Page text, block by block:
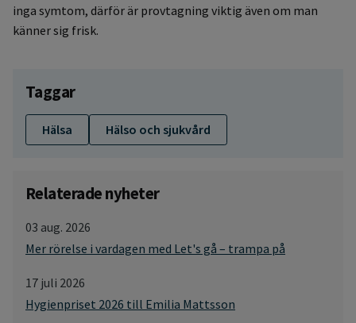
inga symtom, därför är provtagning viktig även om man
känner sig frisk.
Taggar
Hälsa Hälso och sjukvård
Relaterade nyheter
03 aug. 2026
Mer rörelse i vardagen med Let's gå – trampa på
17 juli 2026
Hygienpriset 2026 till Emilia Mattsson